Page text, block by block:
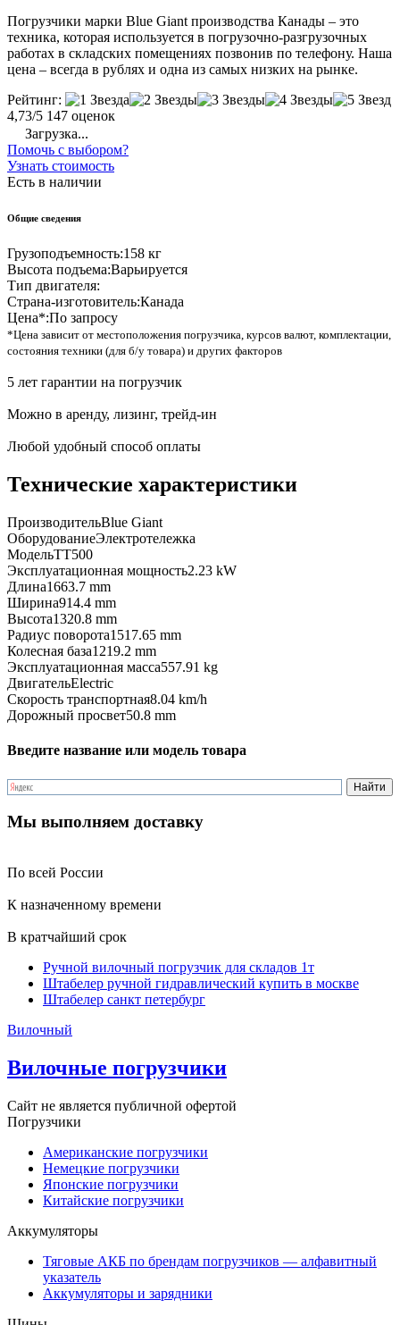
Погрузчики марки Blue Giant производства Канады – это
техника, которая используется в погрузочно-разгрузочных
работах в складских помещениях позвонив по телефону. Наша
цена – всегда в рублях и одна из самых низких на рынке.
Рейтинг:
4,73/5 147 оценок
Загрузка...
Помочь с выбором?
Узнать стоимость
Есть в наличии
Общие сведения
Грузоподъемность:158 кг
Высота подъема:Варьируется
Тип двигателя:
Страна-изготовитель:Канада
Цена*:По запросу
*Цена зависит от местоположения погрузчика, курсов валют, комплектации,
состояния техники (для б/у товара) и других факторов
5 лет гарантии на погрузчик
Можно в аренду, лизинг, трейд-ин
Любой удобный способ оплаты
Технические характеристики
ПроизводительBlue Giant
ОборудованиеЭлектротележка
МодельTT500
Эксплуатационная мощность2.23 kW
Длина1663.7 mm
Ширина914.4 mm
Высота1320.8 mm
Радиус поворота1517.65 mm
Колесная база1219.2 mm
Эксплуатационная масса557.91 kg
ДвигательElectric
Скорость транспортная8.04 km/h
Дорожный просвет50.8 mm
Введите название или модель товара
Мы выполняем доставку
По всей России
К назначенному времени
В кратчайший срок
Ручной вилочный погрузчик для складов 1т
Штабелер ручной гидравлический купить в москве
Штабелер санкт петербург
Вилочный
Вилочные погрузчики
Сайт не является публичной офертой
Погрузчики
Американские погрузчики
Немецкие погрузчики
Японские погрузчики
Китайские погрузчики
Аккумуляторы
Тяговые АКБ по брендам погрузчиков — алфавитный
указатель
Аккумуляторы и зарядники